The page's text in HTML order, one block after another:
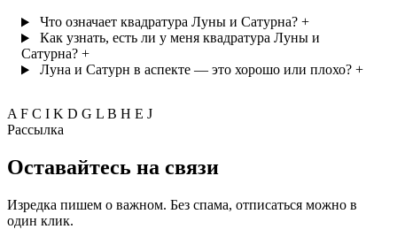
Что означает квадратура Луны и Сатурна? +
Как узнать, есть ли у меня квадратура Луны и
Сатурна? +
Луна и Сатурн в аспекте — это хорошо или плохо? +
A F C I K D G L B H E J
Рассылка
Оставайтесь на связи
Изредка пишем о важном. Без спама, отписаться можно в
один клик.